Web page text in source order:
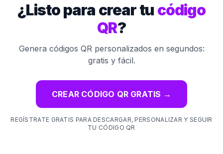
¿Listo para crear tu código
QR?
Genera códigos QR personalizados en segundos:
gratis y fácil.
CREAR CÓDIGO QR GRATIS →
REGÍSTRATE GRATIS PARA DESCARGAR, PERSONALIZAR Y SEGUIR
TU CÓDIGO QR